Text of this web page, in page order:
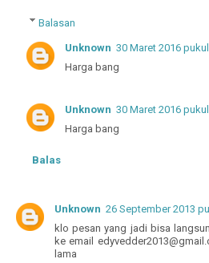
Balasan
Unknown 30 Maret 2016
Harga bang
Unknown 30 Maret 2016
Harga bang
Balas
Unknown 26 September 2013
klo pesan yang jadi bisa
ke email
lama